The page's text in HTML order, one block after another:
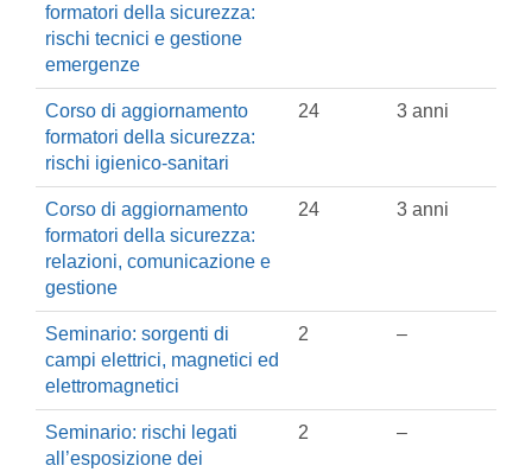
formatori della sicurezza:
rischi tecnici e gestione
emergenze
Corso di aggiornamento
formatori della sicurezza:
rischi igienico-sanitari
24 3 anni
Corso di aggiornamento
formatori della sicurezza:
relazioni, comunicazione e
gestione
24 3 anni
Seminario: sorgenti di
campi elettrici, magnetici ed
elettromagnetici
2 –
Seminario: rischi legati
all’esposizione dei
2 –